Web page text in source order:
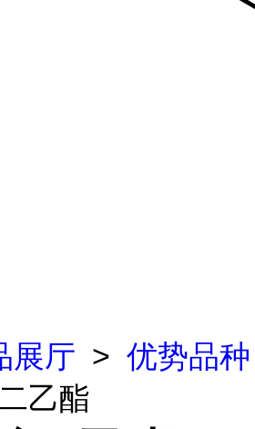
展厅 > 优势品种
乙酯